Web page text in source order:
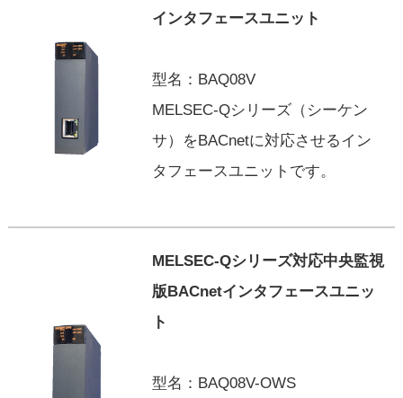
インタフェースユニット
型名：BAQ08V
MELSEC-Qシリーズ（シーケン
サ）をBACnetに対応させるイン
タフェースユニットです。
MELSEC-Qシリーズ対応中央監視
版BACnetインタフェースユニッ
ト
型名：BAQ08V-OWS